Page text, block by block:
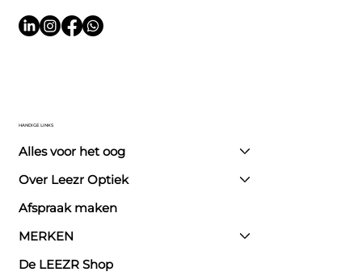
HANDIGE LINKS
Alles voor het oog
Over Leezr Optiek
Afspraak maken
MERKEN
De LEEZR Shop